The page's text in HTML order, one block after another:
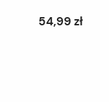
54,99 zł